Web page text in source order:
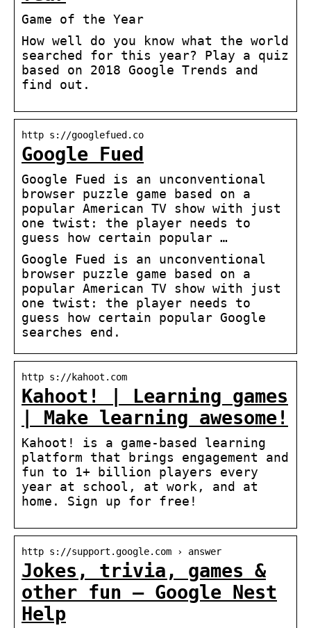
Game of the Year
How well do you know what the world
searched for this year? Play a quiz
based on 2018 Google Trends and
find out.
http s://googlefued.co
Google Fued
Google Fued is an unconventional
browser puzzle game based on a
popular American TV show with just
one twist: the player needs to
guess how certain popular …
Google Fued is an unconventional
browser puzzle game based on a
popular American TV show with just
one twist: the player needs to
guess how certain popular Google
searches end.
http s://kahoot.com
Kahoot! | Learning games
| Make learning awesome!
Kahoot! is a game-based learning
platform that brings engagement and
fun to 1+ billion players every
year at school, at work, and at
home. Sign up for free!
http s://support.google.com › answer
Jokes, trivia, games &
other fun – Google Nest
Help